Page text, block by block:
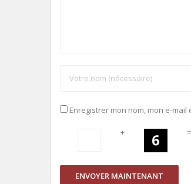
Enregistrer mon nom, mon e-
+ =